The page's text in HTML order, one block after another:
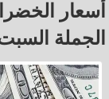
أسعار
الجملة السبت 8 أغسطس